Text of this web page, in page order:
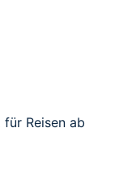
Reisen ab